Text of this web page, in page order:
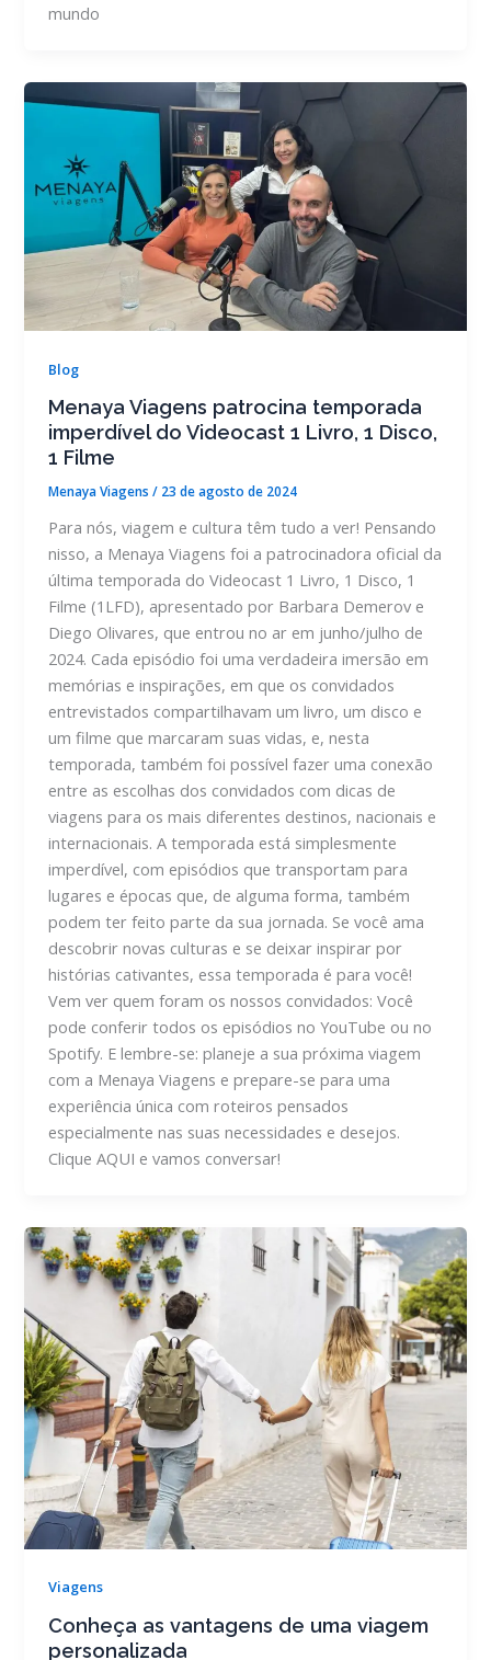
mundo
Blog
Menaya Viagens patrocina temporada
imperdível do Videocast 1 Livro, 1 Disco,
1 Filme
Menaya Viagens/ 23 de agosto de 2024
Para nós, viagem e cultura têm tudo a ver! Pensando
nisso, a Menaya Viagens foi a patrocinadora oficial da
última temporada do Videocast 1 Livro, 1 Disco, 1
Filme (1LFD), apresentado por Barbara Demerov e
Diego Olivares, que entrou no ar em junho/julho de
2024. Cada episódio foi uma verdadeira imersão em
memórias e inspirações, em que os convidados
entrevistados compartilhavam um livro, um disco e
um filme que marcaram suas vidas, e, nesta
temporada, também foi possível fazer uma conexão
entre as escolhas dos convidados com dicas de
viagens para os mais diferentes destinos, nacionais e
internacionais. A temporada está simplesmente
imperdível, com episódios que transportam para
lugares e épocas que, de alguma forma, também
podem ter feito parte da sua jornada. Se você ama
descobrir novas culturas e se deixar inspirar por
histórias cativantes, essa temporada é para você!
Vem ver quem foram os nossos convidados: Você
pode conferir todos os episódios no YouTube ou no
Spotify. E lembre-se: planeje a sua próxima viagem
com a Menaya Viagens e prepare-se para uma
experiência única com roteiros pensados
especialmente nas suas necessidades e desejos.
Clique AQUI e vamos conversar!
Viagens
Conheça as vantagens de uma viagem
personalizada